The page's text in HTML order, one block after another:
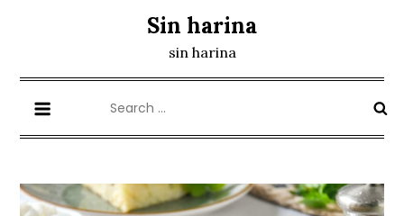
Sin harina
sin harina
for: